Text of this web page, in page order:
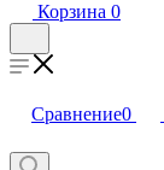
Корзина 0
Сравнение0